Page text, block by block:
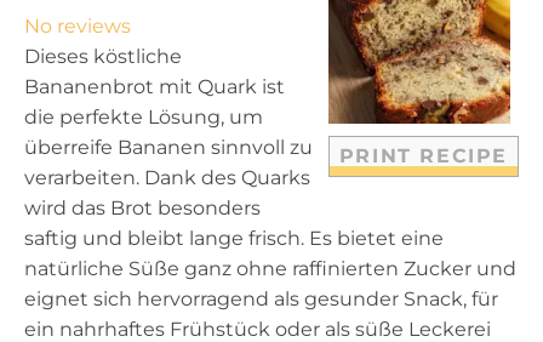
PRINT RECIPE
a
r
s
t
a
r
s
t
a
r
s
t
a
r
s
t
a
r
No reviews
Dieses köstliche
Bananenbrot mit Quark ist
die perfekte Lösung, um
überreife Bananen sinnvoll zu
verarbeiten. Dank des Quarks
wird das Brot besonders
saftig und bleibt lange frisch. Es bietet eine
natürliche Süße ganz ohne raffinierten Zucker und
eignet sich hervorragend als gesunder Snack, für
ein nahrhaftes Frühstück oder als süße Leckerei